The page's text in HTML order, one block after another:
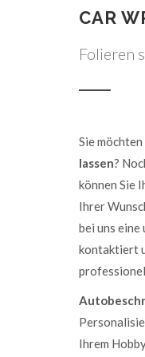
CAR
Folieren
Sie
lassen?
können Sie
Ihrer
bei uns
kontaktiert
Ihrem